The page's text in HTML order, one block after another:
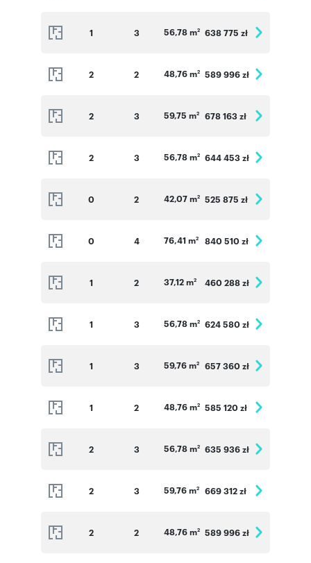
1 3 56,78 m2 638 775 zł
2 2 48,76 m2 589 996 zł
2 3 59,75 m2 678 163 zł
2 3 56,78 m2 644 453 zł
0 2 42,07 m2 525 875 zł
0 4 76,41 m2 840 510 zł
1 2 37,12 m2 460 288 zł
1 3 56,78 m2 624 580 zł
1 3 59,76 m2 657 360 zł
1 2 48,76 m2 585 120 zł
2 3 56,78 m2 635 936 zł
2 3 59,76 m2 669 312 zł
2 2 48,76 m2 589 996 zł